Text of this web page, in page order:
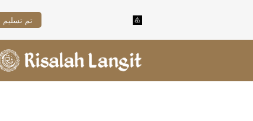
تم تسليم